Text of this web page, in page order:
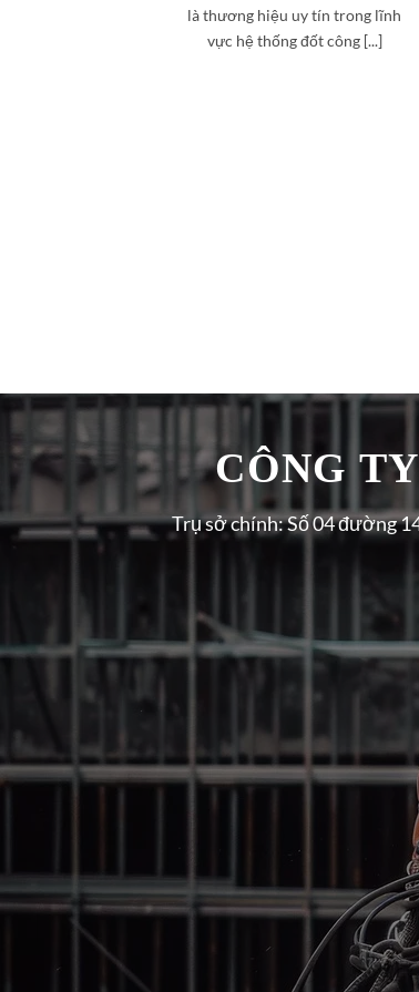
là thương hiệu uy tín trong lĩnh
vực hệ thống đốt công [...]
CÔNG
Trụ sở chính: Số 04 đường